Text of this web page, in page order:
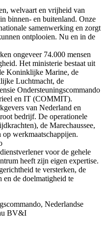
welvaart en vrijheid van
binnen- en buitenland. Onze
samenwerking en zorgt
ontplooien. Nu en in de
ongeveer 74.000 mensen
Het ministerie bestaat uit
Koninklijke Marine, de
Luchtmacht, de
Ondersteuningscommando
en IT (COMMIT).
van Nederland en
bedrijf. De operationele
de Marechaussee,
werkmaatschappijen.
voor de gehele
heeft zijn eigen expertise.
te versterken, de
en de doelmatigheid te
Nederlandse
BV&I